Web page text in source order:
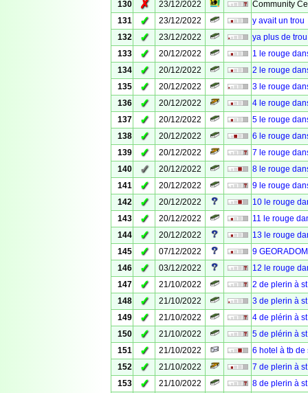
130 ✗ 23/12/2022
Community
131
✓ 23/12/2022
y avait un trou
132
✓ 23/12/2022
ya plus de trou
133
✓ 20/12/2022
1 le rouge
134
✓ 20/12/2022
2 le rouge
135
✓ 20/12/2022
3 le rouge
136
✓ 20/12/2022
4 le rouge
137
✓ 20/12/2022
5 le rouge
138
✓ 20/12/2022
6 le rouge
139
✓ 20/12/2022
7 le rouge
140
✓ 20/12/2022
8 le rouge
141
✓ 20/12/2022
9 le rouge
142
✓ 20/12/2022
10 le rouge
143
✓ 20/12/2022
11 le rouge
144
✓ 20/12/2022
13 le rouge
145
✓ 07/12/2022
9
146
✓ 03/12/2022
12 le rouge
147
✓ 21/10/2022
2 de plerin à
148
✓ 21/10/2022
3 de plerin à
149
✓ 21/10/2022
4 de plérin à
150
✓ 21/10/2022
5 de plérin à
151
✓ 21/10/2022
6 hotel à tb de
152
✓ 21/10/2022
7 de plerin à
153
✓ 21/10/2022
8 de plerin à